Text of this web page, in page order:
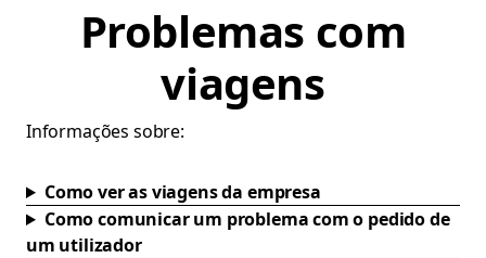
Problemas com
viagens
Informações sobre:
Como ver as viagens da empresa
Como comunicar um problema com o pedido de
um utilizador